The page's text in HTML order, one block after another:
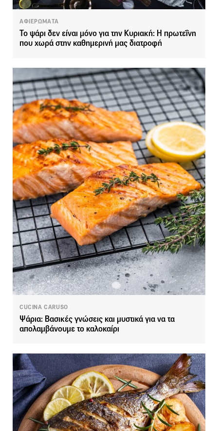
ΑΦΙΕΡΩΜΑΤΑ
Το ψάρι δεν είναι μόνο για την Κυριακή: Η πρωτεΐνη
που χωρά στην καθημερινή μας διατροφή
CUCINA CARUSO
Ψάρια: Βασικές γνώσεις και μυστικά για να τα
απολαμβάνουμε το καλοκαίρι